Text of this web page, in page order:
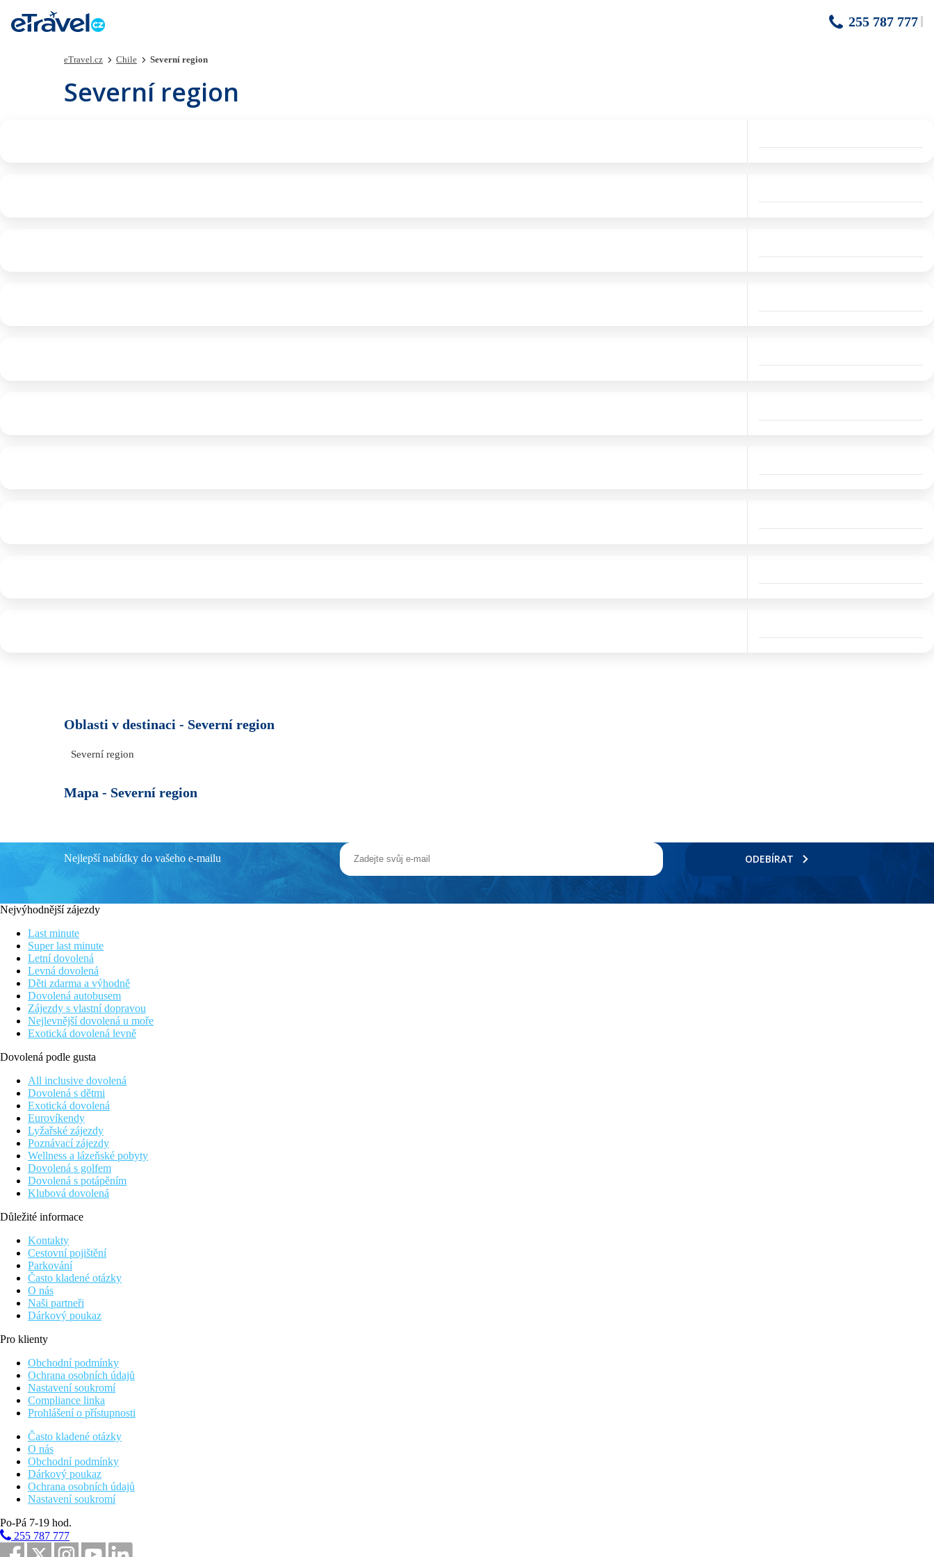
255 787 777
eTravel.cz Chile Severní region
Severní region
Oblasti v destinaci - Severní region
Severní region
Mapa - Severní region
Nejlepší nabídky do vašeho e-mailu ODEBÍRAT
Nejvýhodnější zájezdy
Last minute
Super last minute
Letní dovolená
Levná dovolená
Děti zdarma a výhodně
Dovolená autobusem
Zájezdy s vlastní dopravou
Nejlevnější dovolená u moře
Exotická dovolená levně
Dovolená podle gusta
All inclusive dovolená
Dovolená s dětmi
Exotická dovolená
Eurovíkendy
Lyžařské zájezdy
Poznávací zájezdy
Wellness a lázeňské pobyty
Dovolená s golfem
Dovolená s potápěním
Klubová dovolená
Důležité informace
Kontakty
Cestovní pojištění
Parkování
Často kladené otázky
O nás
Naši partneři
Dárkový poukaz
Pro klienty
Obchodní podmínky
Ochrana osobních údajů
Nastavení soukromí
Compliance linka
Prohlášení o přístupnosti
Často kladené otázky
O nás
Obchodní podmínky
Dárkový poukaz
Ochrana osobních údajů
Nastavení soukromí
Po-Pá 7-19 hod.
255 787 777